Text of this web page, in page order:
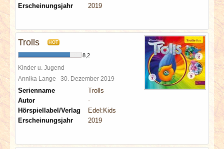
Erscheinungsjahr
2019
Trolls HOT
8,2
Kinder u. Jugend
Annika Lange 30. Dezember 2019
Serienname
Trolls
Autor
-
Hörspiellabel/Verlag
Edel:Kids
Erscheinungsjahr
2019